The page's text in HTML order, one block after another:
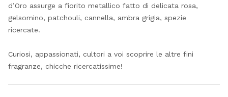
d’Oro assurge a fiorito metallico fatto di delicata rosa,
gelsomino, patchouli, cannella, ambra grigia, spezie
ricercate.
Curiosi, appassionati, cultori a voi scoprire le altre fini
fragranze, chicche ricercatissime!